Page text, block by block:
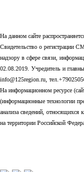
На данном сайте
Свидетельство о
надзору в сфере связи,
02.08.2019. Учредитель и
info@125region.ru,
На информационном ресурсе
(информационные технологии
анализа сведений, относящихся
на территории Российской